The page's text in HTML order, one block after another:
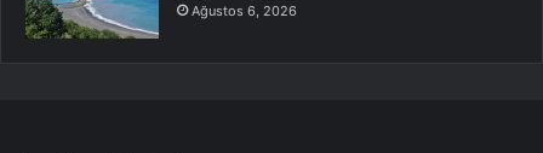
Ağustos 6, 2026